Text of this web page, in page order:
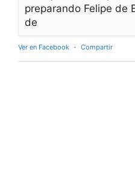
preparando Felipe de
de
Ver en Facebook · Compartir